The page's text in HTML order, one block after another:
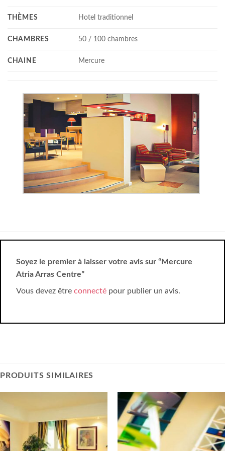
THÈMES Hotel traditionnel
CHAMBRES 50 / 100 chambres
CHAINE Mercure
Soyez le premier à laisser votre avis sur “Mercure
Atria Arras Centre”
Vous devez être connecté pour publier un avis.
PRODUITS SIMILAIRES